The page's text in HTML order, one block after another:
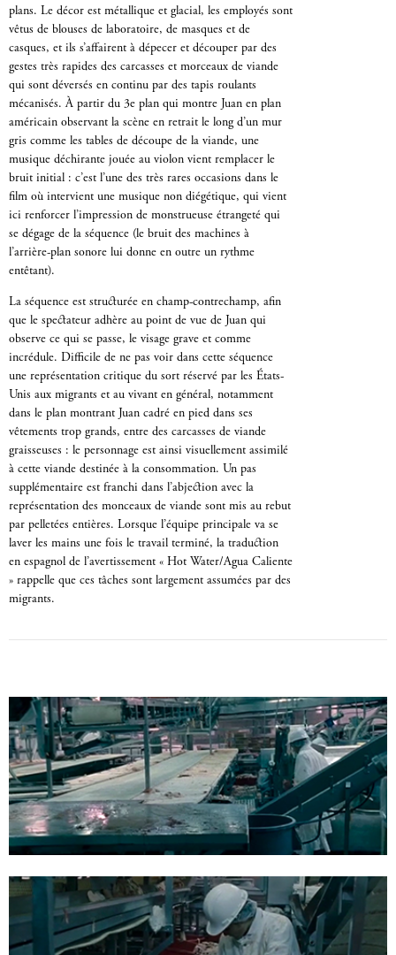
plans. Le décor est métallique et glacial, les employés sont
vêtus de blouses de laboratoire, de masques et de
casques, et ils s’affairent à dépecer et découper par des
gestes très rapides des carcasses et morceaux de viande
qui sont déversés en continu par des tapis roulants
mécanisés. À partir du 3e plan qui montre Juan en plan
américain observant la scène en retrait le long d’un mur
gris comme les tables de découpe de la viande, une
musique déchirante jouée au violon vient remplacer le
bruit initial : c’est l’une des très rares occasions dans le
film où intervient une musique non diégétique, qui vient
ici renforcer l’impression de monstrueuse étrangeté qui
se dégage de la séquence (le bruit des machines à
l’arrière-plan sonore lui donne en outre un rythme
entêtant).
La séquence est structurée en champ-contrechamp, afin
que le spectateur adhère au point de vue de Juan qui
observe ce qui se passe, le visage grave et comme
incrédule. Difficile de ne pas voir dans cette séquence
une représentation critique du sort réservé par les États-
Unis aux migrants et au vivant en général, notamment
dans le plan montrant Juan cadré en pied dans ses
vêtements trop grands, entre des carcasses de viande
graisseuses : le personnage est ainsi visuellement assimilé
à cette viande destinée à la consommation. Un pas
supplémentaire est franchi dans l’abjection avec la
représentation des monceaux de viande sont mis au rebut
par pelletées entières. Lorsque l’équipe principale va se
laver les mains une fois le travail terminé, la traduction
en espagnol de l’avertissement « Hot Water/Agua Caliente
» rappelle que ces tâches sont largement assumées par des
migrants.